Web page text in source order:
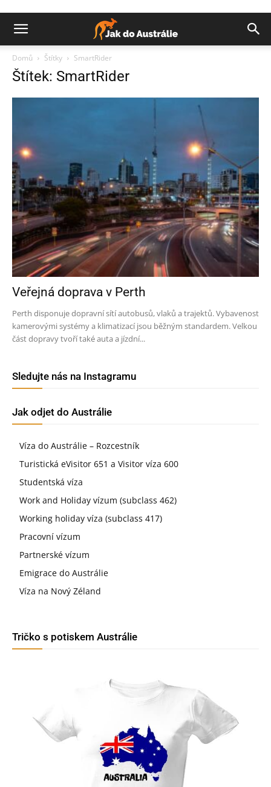
Domů Štítky SmartRider
Štítek: SmartRider
Veřejná doprava v Perth
Perth disponuje dopravní sítí autobusů, vlaků a trajektů. Vybavenost
kamerovými systémy a klimatizací jsou běžným standardem. Velkou
část dopravy tvoří také auta a jízdní...
Sledujte nás na Instagramu
Jak odjet do Austrálie
Víza do Austrálie – Rozcestník
Turistická eVisitor 651 a Visitor víza 600
Studentská víza
Work and Holiday vízum (subclass 462)
Working holiday víza (subclass 417)
Pracovní vízum
Partnerské vízum
Emigrace do Austrálie
Víza na Nový Zéland
Tričko s potiskem Austrálie